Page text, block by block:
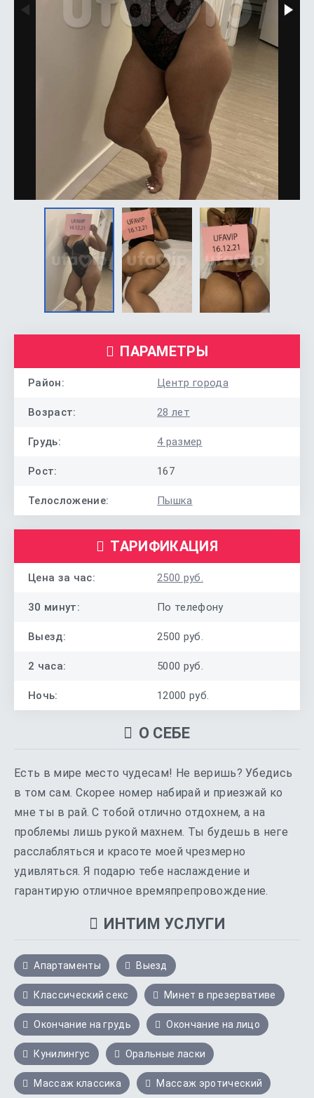
ПАРАМЕТРЫ
Район: Центр города
Возраст: 28 лет
Грудь: 4 размер
Рост: 167
Телосложение: Пышка
ТАРИФИКАЦИЯ
Цена за час: 2500 руб.
30 минут: По телефону
Выезд: 2500 руб.
2 часа: 5000 руб.
Ночь: 12000 руб.
О СЕБЕ
Есть в мире место чудесам! Не веришь? Убедись
в том сам. Скорее номер набирай и приезжай ко
мне ты в рай. С тобой отлично отдохнем, а на
проблемы лишь рукой махнем. Ты будешь в неге
расслабляться и красоте моей чрезмерно
удивляться. Я подарю тебе наслаждение и
гарантирую отличное времяпрепровождение.
ИНТИМ УСЛУГИ
Апартаменты Выезд
Классический секс Минет в презервативе
Окончание на грудь Окончание на лицо
Кунилингус Оральные ласки
Массаж классика Массаж эротический